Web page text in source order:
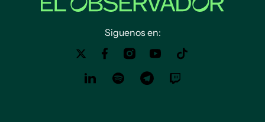
Siguenos en: